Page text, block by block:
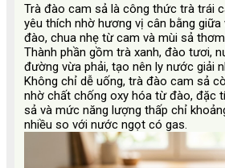
Trà đào cam sả là công thức trà trái
yêu thích nhờ hương vị cân bằng
đào, chua nhẹ từ cam và mùi sả
Thành phần gồm trà xanh, đào tươi,
đường vừa phải, tạo nên ly nước giải
Không chỉ dễ uống, trà đào cam sả
nhờ chất chống oxy hóa từ đào, đặc
sả và mức năng lượng thấp chỉ
nhiều so với nước ngọt có gas.